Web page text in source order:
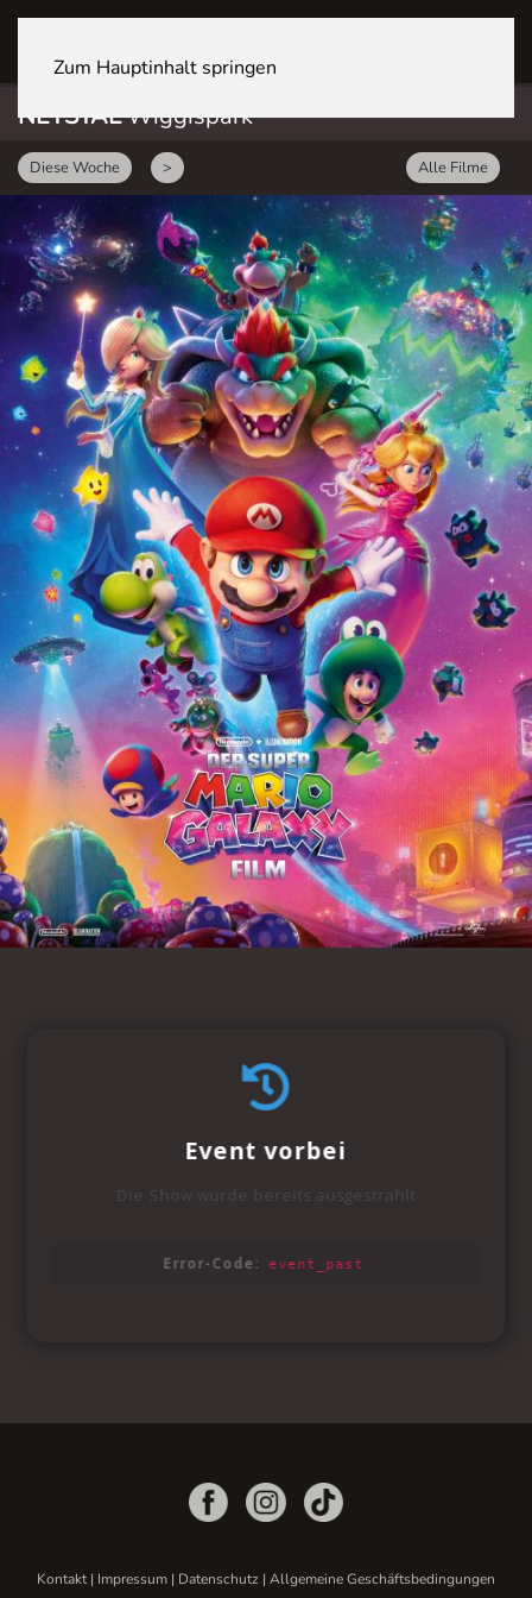
Zum Hauptinhalt springen
NETSTALWiggispark
Diese Woche > Alle Filme
Kontakt| Impressum | Datenschutz | Allgemeine Geschäftsbedingungen